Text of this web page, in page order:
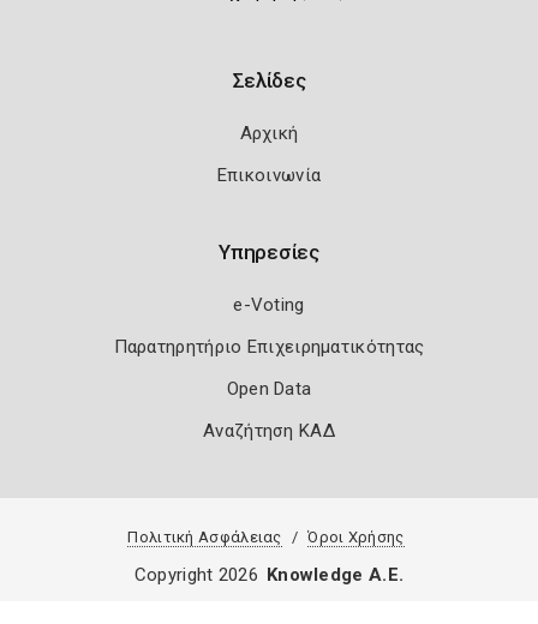
Σελίδες
Αρχική
Επικοινωνία
Υπηρεσίες
e-Voting
Παρατηρητήριο Επιχειρηματικότητας
Open Data
Αναζήτηση ΚΑΔ
Πολιτική Ασφάλειας Όροι Χρήσης
Copyright 2026 Knowledge A.E.